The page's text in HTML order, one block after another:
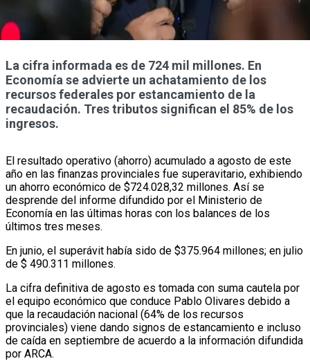
La cifra informada es de 724 mil millones. En
Economía se advierte un achatamiento de los
recursos federales por estancamiento de la
recaudación. Tres tributos significan el 85% de los
ingresos.
El resultado operativo (ahorro) acumulado a agosto de este
año en las finanzas provinciales fue superavitario, exhibiendo
un ahorro económico de $724.028,32 millones. Así se
desprende del informe difundido por el Ministerio de
Economía en las últimas horas con los balances de los
últimos tres meses.
En junio, el superávit había sido de $375.964 millones; en julio
de $ 490.311 millones.
La cifra definitiva de agosto es tomada con suma cautela por
el equipo económico que conduce Pablo Olivares debido a
que la recaudación nacional (64% de los recursos
provinciales) viene dando signos de estancamiento e incluso
de caída en septiembre de acuerdo a la información difundida
por ARCA.